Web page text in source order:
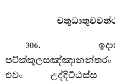
306.
එවං උද්දිට්ඨස්ස